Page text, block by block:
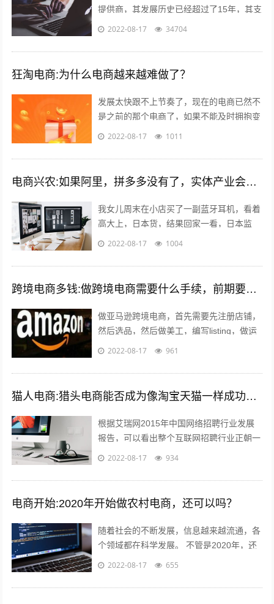
提供商，其发展历史已经超过了15年，其支
付渠道涵盖线上支付和线下支付。Dotpay
2022-08-17 34704
狂淘电商:为什么电商越来越难做了？
发展太快跟不上节奏了，现在的电商已然不
是之前的那个电商了，如果不能及时拥抱变
化就会被无情抛弃。 一个销售闭环的几大
2022-08-17 1011
电商兴农:如果阿里，拼多多没有了，实体产业会复兴吗？
我女儿周末在小店买了一副蓝牙耳机，看着
高大上，日本货，结果回家一看，日本监
造，深圳制造…无品牌。一问多少钱，
2022-08-17 1004
跨境电商多钱:做跨境电商需要什么手续，前期要投入多少钱？
做亚马逊跨境电商，首先需要先注册店铺，
然后选品，然后做美工，编写listing，做运
营优化，出单，处理订单，售后等。这里说
2022-08-17 961
猫人电商:猎头电商能否成为像淘宝天猫一样成功的电商平台
根据艾瑞网2015年中国网络招聘行业发展
报告，可以看出整个互联网招聘行业正朝一
个好的趋势蓬勃发展。而如今，正规的猎头
2022-08-17 934
电商开始:2020年开始做农村电商，还可以吗？
随着社会的不断发展，信息越来越流通，各
个领域都在科学发展。 不管是2020年，还
是以后，电商的收益应该越来好，越有一定
2022-08-17 655